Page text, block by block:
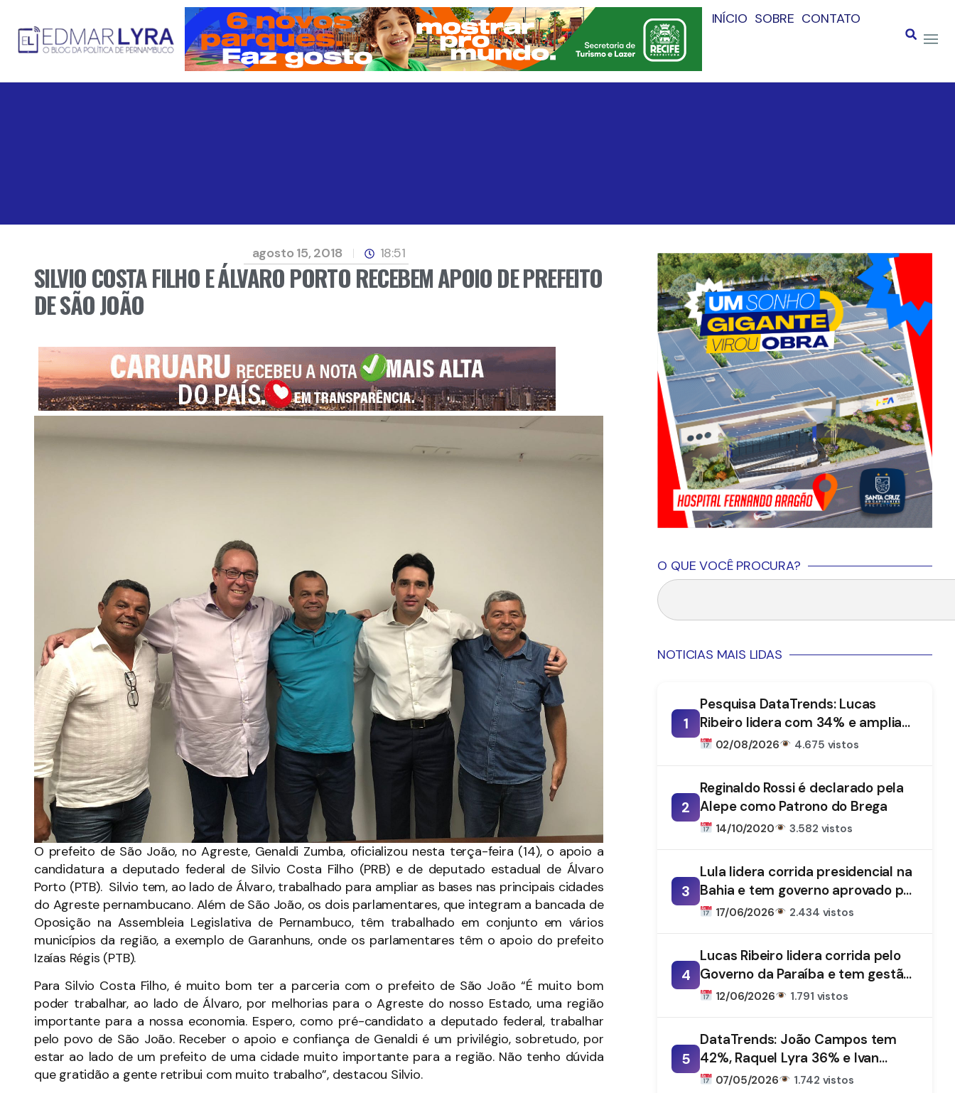
INÍCIO SOBRE CONTATO
agosto 15, 2018 18:51
SILVIO COSTA FILHO E ÁLVARO PORTO RECEBEM APOIO DE PREFEITO
DE SÃO JOÃO
O prefeito de São João, no Agreste, Genaldi Zumba, oficializou nesta terça-feira (14), o apoio a
candidatura a deputado federal de Silvio Costa Filho (PRB) e de deputado estadual de Álvaro
Porto (PTB). Silvio tem, ao lado de Álvaro, trabalhado para ampliar as bases nas principais cidades
do Agreste pernambucano. Além de São João, os dois parlamentares, que integram a bancada de
Oposição na Assembleia Legislativa de Pernambuco, têm trabalhado em conjunto em vários
municípios da região, a exemplo de Garanhuns, onde os parlamentares têm o apoio do prefeito
Izaías Régis (PTB).
Para Silvio Costa Filho, é muito bom ter a parceria com o prefeito de São João “É muito bom
poder trabalhar, ao lado de Álvaro, por melhorias para o Agreste do nosso Estado, uma região
importante para a nossa economia. Espero, como pré-candidato a deputado federal, trabalhar
pelo povo de São João. Receber o apoio e confiança de Genaldi é um privilégio, sobretudo, por
estar ao lado de um prefeito de uma cidade muito importante para a região. Não tenho dúvida
que gratidão a gente retribui com muito trabalho”, destacou Silvio.
O QUE VOCÊ PROCURA?
NOTICIAS MAIS LIDAS
1
Pesquisa DataTrends: Lucas
Ribeiro lidera com 34% e amplia
vantagem na disputa pelo
02/08/2026 4.675 vistos
2
Reginaldo Rossi é declarado pela
Alepe como Patrono do Brega
14/10/2020 3.582 vistos
3
Lula lidera corrida presidencial na
Bahia e tem governo aprovado por
61%, aponta DataTrends
17/06/2026 2.434 vistos
4
Lucas Ribeiro lidera corrida pelo
Governo da Paraíba e tem gestão
aprovada por 66%, aponta
12/06/2026 1.791 vistos
5
DataTrends: João Campos tem
42%, Raquel Lyra 36% e Ivan
Moraes 1%
07/05/2026 1.742 vistos